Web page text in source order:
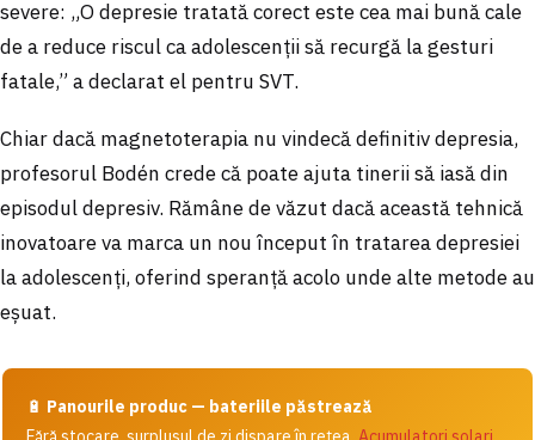
severe: „O depresie tratată corect este cea mai bună cale
de a reduce riscul ca adolescenții să recurgă la gesturi
fatale,” a declarat el pentru SVT.
Chiar dacă magnetoterapia nu vindecă definitiv depresia,
profesorul Bodén crede că poate ajuta tinerii să iasă din
episodul depresiv. Rămâne de văzut dacă această tehnică
inovatoare va marca un nou început în tratarea depresiei
la adolescenți, oferind speranță acolo unde alte metode au
eșuat.
🔋 Panourile produc — bateriile păstrează